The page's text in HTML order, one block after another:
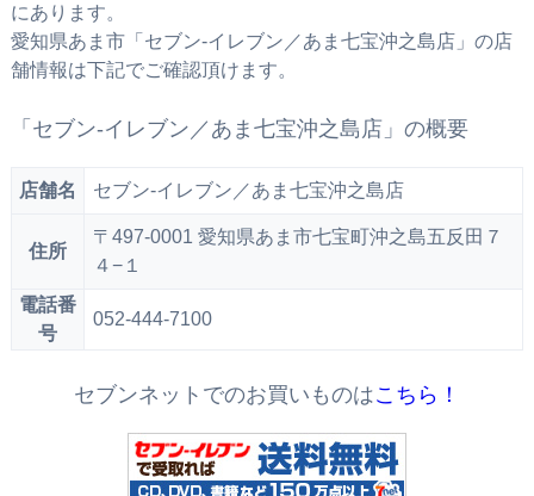
にあります。
愛知県あま市「セブン‐イレブン／あま七宝沖之島店」の店
舗情報は下記でご確認頂けます。
「セブン‐イレブン／あま七宝沖之島店」の概要
店舗名 セブン‐イレブン／あま七宝沖之島店
住所
〒497-0001 愛知県あま市七宝町沖之島五反田７
４−１
電話番
号
052-444-7100
セブンネットでのお買いものはこちら！